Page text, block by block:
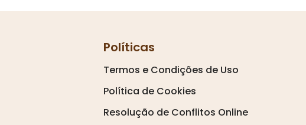
Políticas
Termos e Condições de Uso
Política de Cookies
Resolução de Conflitos Online